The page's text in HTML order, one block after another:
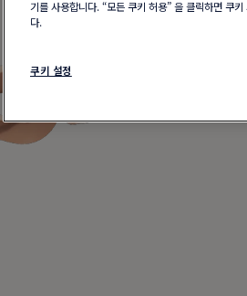
기를 사용합니다. “모든 쿠키 허용” 을 클릭하면 쿠
다.
쿠키 설정